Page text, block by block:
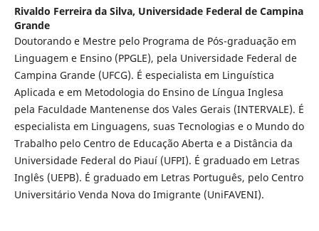
Rivaldo Ferreira da Silva, Universidade Federal de Campina
Grande
Doutorando e Mestre pelo Programa de Pós-graduação em
Linguagem e Ensino (PPGLE), pela Universidade Federal de
Campina Grande (UFCG). É especialista em Linguística
Aplicada e em Metodologia do Ensino de Língua Inglesa
pela Faculdade Mantenense dos Vales Gerais (INTERVALE). É
especialista em Linguagens, suas Tecnologias e o Mundo do
Trabalho pelo Centro de Educação Aberta e a Distância da
Universidade Federal do Piauí (UFPI). É graduado em Letras
Inglês (UEPB). É graduado em Letras Português, pelo Centro
Universitário Venda Nova do Imigrante (UniFAVENI).